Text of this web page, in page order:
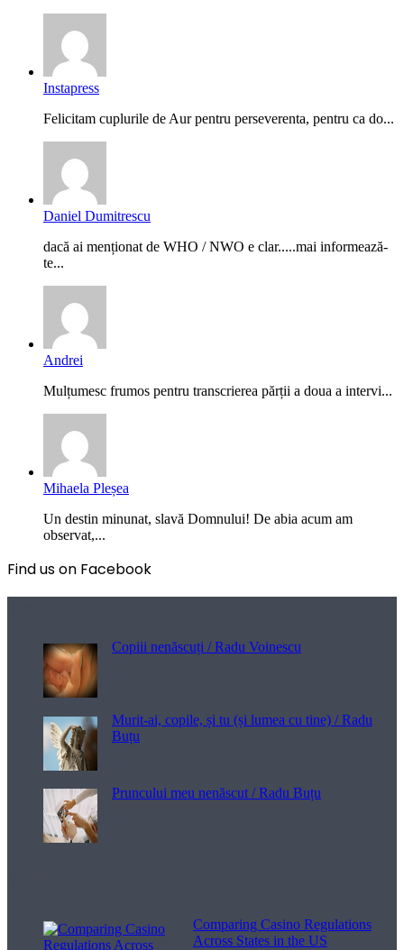
Instapress
Felicitam cuplurile de Aur pentru perseverenta, pentru ca do...
Daniel Dumitrescu
dacă ai menționat de WHO / NWO e clar.....mai informează-
te...
Andrei
Mulțumesc frumos pentru transcrierea părții a doua a intervi...
Mihaela Pleșea
Un destin minunat, slavă Domnului! De abia acum am
observat,...
Find us on Facebook
Copiii nenăscuți / Radu Voinescu
Murit-ai, copile, și tu (și lumea cu tine) / Radu
Buțu
Pruncului meu nenăscut / Radu Buțu
Comparing Casino Regulations
Across States in the US